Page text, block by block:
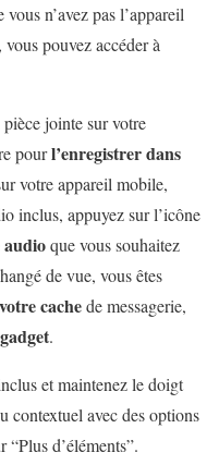
n’avez pas l’appareil
pouvez accéder à
jointe sur votre
pourl’enregistrer dans
votre appareil mobile,
inclus, appuyez sur l’icône
audioque vous souhaitez
de vue, vous êtes
cachede messagerie,
.
et maintenez le doigt
contextuel avec des options
“Plus d’éléments”.